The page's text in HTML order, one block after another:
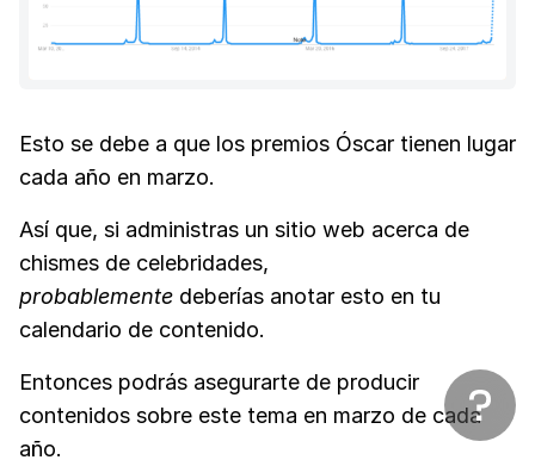
Esto se debe a que los premios Óscar tienen lugar
cada año en marzo.
Así que, si administras un sitio web acerca de
chismes de celebridades,
probablemente deberías anotar esto en tu
calendario de contenido.
Entonces podrás asegurarte de producir
contenidos sobre este tema en marzo de cada
año.